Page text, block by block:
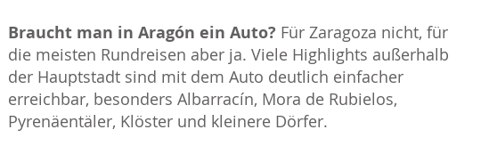
Braucht man in Aragón ein Auto? Für Zaragoza nicht, für
die meisten Rundreisen aber ja. Viele Highlights außerhalb
der Hauptstadt sind mit dem Auto deutlich einfacher
erreichbar, besonders Albarracín, Mora de Rubielos,
Pyrenäentäler, Klöster und kleinere Dörfer.